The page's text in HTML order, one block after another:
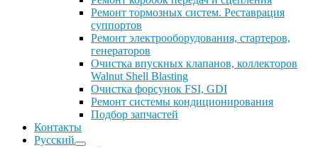
Ремонт тормозных систем. Реставрация
суппортов
Ремонт электрооборудования, стартеров,
генераторов
Очистка впускных клапанов, коллекторов
Walnut Shell Blasting
Очистка форсунок FSI, GDI
Ремонт системы кондиционирования
Подбор запчастей
Контакты
Русский